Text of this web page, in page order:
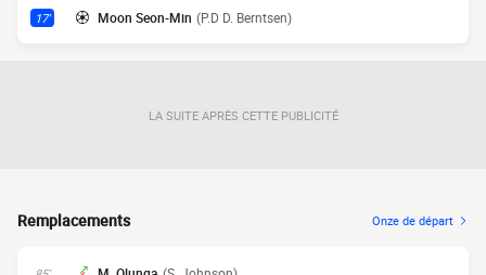
17' Moon Seon-Min (P.D D. Berntsen)
LA SUITE APRÈS CETTE PUBLICITÉ
Remplacements Onze de départ